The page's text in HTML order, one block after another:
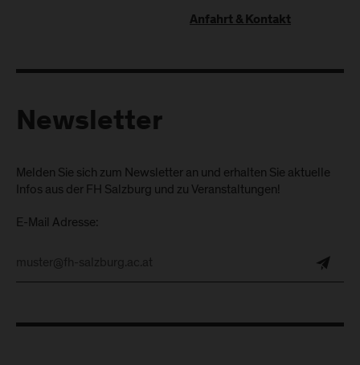
Anfahrt & Kontakt
Newsletter
Melden Sie sich zum Newsletter an und erhalten Sie aktuelle
Infos aus der FH Salzburg und zu Veranstaltungen!
E-Mail Adresse: